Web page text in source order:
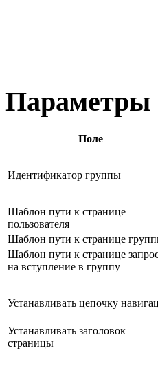
Параметры
Поле
Идентификатор группы
Шаблон пути к странице
пользователя
Шаблон пути к странице
Шаблон пути к странице
на вступление в группу
Устанавливать цепочку
Устанавливать заголовок
страницы